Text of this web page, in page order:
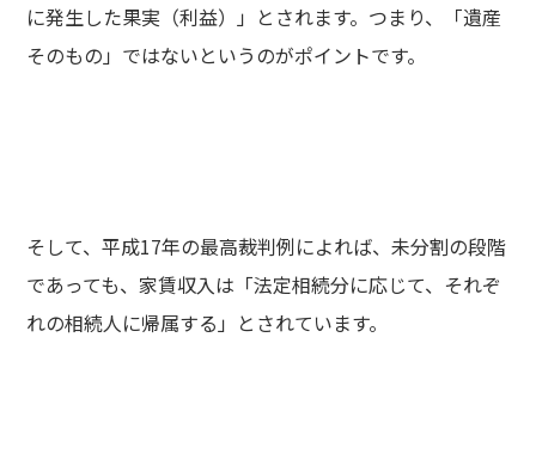
に発生した果実（利益）」とされます。つまり、「遺産
そのもの」ではないというのがポイントです。
そして、平成17年の最高裁判例によれば、未分割の段階
であっても、家賃収入は「法定相続分に応じて、それぞ
れの相続人に帰属する」とされています。